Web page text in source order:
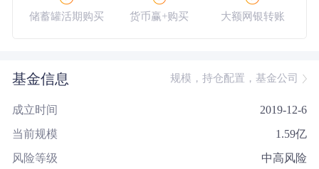
储蓄罐活期购买 货币赢+购买 大额网银转账
基金信息 规模，持仓配置，基金公司
成立时间 2019-12-6
当前规模 1.59亿
风险等级 中高风险